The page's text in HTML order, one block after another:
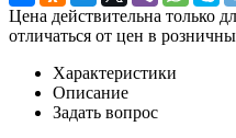
Цена действительна только
отличаться от цен в
Характеристики
Описание
Задать вопрос